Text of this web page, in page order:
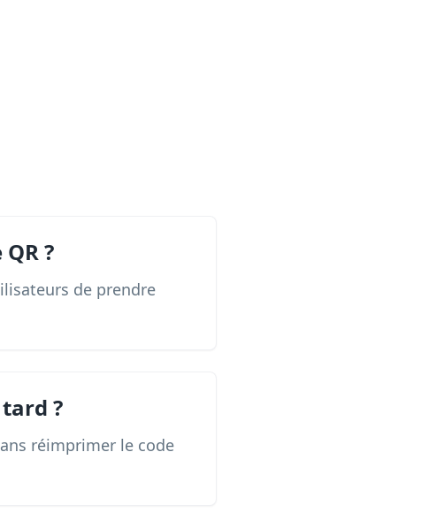
?
de prendre
?
réimprimer le code